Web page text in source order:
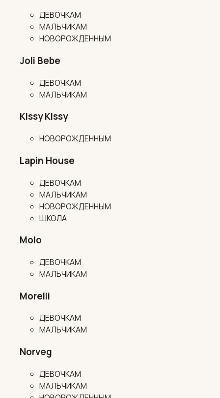
ДЕВОЧКАМ
МАЛЬЧИКАМ
НОВОРОЖДЕННЫМ
Joli Bebe
ДЕВОЧКАМ
МАЛЬЧИКАМ
Kissy Kissy
НОВОРОЖДЕННЫМ
Lapin House
ДЕВОЧКАМ
МАЛЬЧИКАМ
НОВОРОЖДЕННЫМ
ШКОЛА
Molo
ДЕВОЧКАМ
МАЛЬЧИКАМ
Morelli
ДЕВОЧКАМ
МАЛЬЧИКАМ
Norveg
ДЕВОЧКАМ
МАЛЬЧИКАМ